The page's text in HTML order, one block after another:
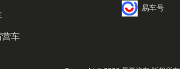
营车
易车号